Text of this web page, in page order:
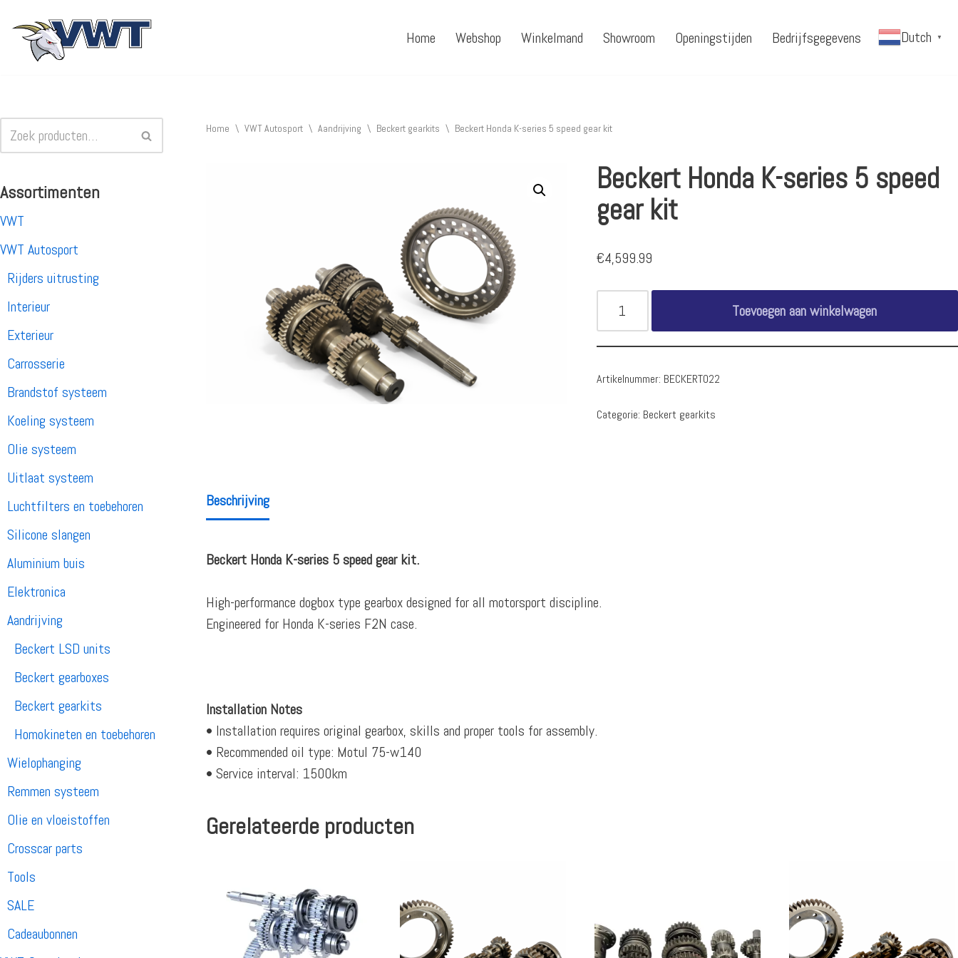
Ga
Home Webshop Winkelmand Showroom Openingstijden Bedrijfsgegevens Dutch ▼
Assortimenten
VWT
VWT Autosport
Rijders uitrusting
Interieur
Exterieur
Carrosserie
Brandstof systeem
Koeling systeem
Olie systeem
Uitlaat systeem
Luchtfilters en toebehoren
Silicone slangen
Aluminium buis
Elektronica
Aandrijving
Beckert LSD units
Beckert gearboxes
Beckert gearkits
Homokineten en toebehoren
Wielophanging
Remmen systeem
Olie en vloeistoffen
Crosscar parts
Tools
SALE
Cadeaubonnen
Home \ VWT Autosport \ Aandrijving \ Beckert gearkits \ Beckert Honda K-series 5 speed gear kit
Beckert Honda K-series 5 speed
gear kit
€4,599.99
Toevoegen aan winkelwagen
Artikelnummer: BECKERT022
Categorie: Beckert gearkits
Beschrijving
Beckert Honda K-series 5 speed gear kit.
High-performance dogbox type gearbox designed for all motorsport discipline.
Engineered for Honda K-series F2N case.
Installation Notes
• Installation requires original gearbox, skills and proper tools for assembly.
• Recommended oil type: Motul 75-w140
• Service interval: 1500km
Gerelateerde producten